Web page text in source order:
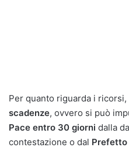
Per quanto riguarda i
scadenze, ovvero si può
Pace entro 30 giorni dalla
contestazione o dal